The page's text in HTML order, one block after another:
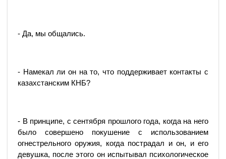
- Да, мы общались.
- Намекал ли он на то, что поддерживает контакты с
казахстанским КНБ?
- В принципе, с сентября прошлого года, когда на него
было совершено покушение с использованием
огнестрельного оружия, когда пострадал и он, и его
девушка, после этого он испытывал психологическое